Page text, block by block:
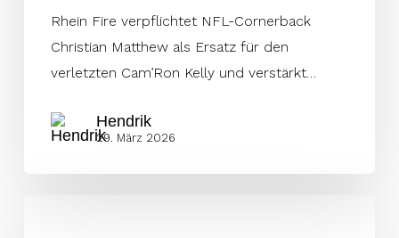
Rhein Fire verpflichtet NFL-Cornerback
Christian Matthew als Ersatz für den
verletzten Cam’Ron Kelly und verstärkt…
Hendrik
29. März 2026